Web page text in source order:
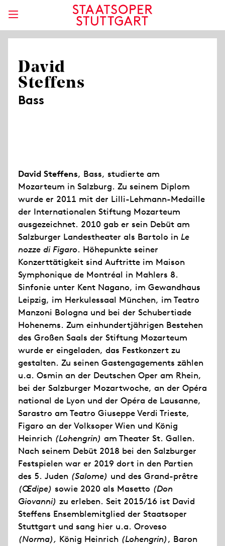
David
Steffens
Bass
David Steffens, Bass, studierte am
Mozarteum in Salzburg. Zu seinem Diplom
wurde er 2011 mit der Lilli-Lehmann-Medaille
der Internationalen Stiftung Mozarteum
ausgezeichnet. 2010 gab er sein Debüt am
Salzburger Landestheater als Bartolo in Le
nozze di Figaro. Höhepunkte seiner
Konzerttätigkeit sind Auftritte im Maison
Symphonique de Montréal in Mahlers 8.
Sinfonie unter Kent Nagano, im Gewandhaus
Leipzig, im Herkulessaal München, im Teatro
Manzoni Bologna und bei der Schubertiade
Hohenems. Zum einhundertjährigen Bestehen
des Großen Saals der Stiftung Mozarteum
wurde er eingeladen, das Festkonzert zu
gestalten. Zu seinen Gastengagements zählen
u.a. Osmin an der Deutschen Oper am Rhein,
bei der Salzburger Mozartwoche, an der Opéra
national de Lyon und der Opéra de Lausanne,
Sarastro am Teatro Giuseppe Verdi Trieste,
Figaro an der Volksoper Wien und König
Heinrich (Lohengrin) am Theater St. Gallen.
Nach seinem Debüt 2018 bei den Salzburger
Festspielen war er 2019 dort in den Partien
des 5. Juden (Salome) und des Grand-prêtre
(Œdipe) sowie 2020 als Masetto (Don
Giovanni) zu erleben. Seit 2015/16 ist David
Steffens Ensemblemitglied der Staatsoper
Stuttgart und sang hier u.a. Oroveso
(Norma), König Heinrich (Lohengrin), Baron